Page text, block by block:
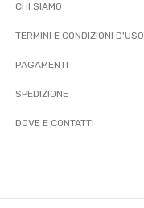
CHI SIAMO
TERMINI E CONDIZIONI D'USO
PAGAMENTI
SPEDIZIONE
DOVE E CONTATTI